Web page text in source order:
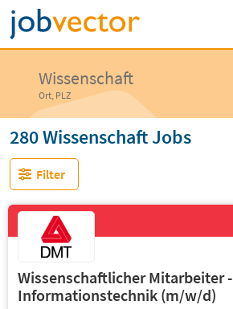
Wissenschaft
Ort, PLZ
280 Wissenschaft Jobs
Filter
Wissenschaftlicher Mitarbeiter -
Informationstechnik (m/w/d)